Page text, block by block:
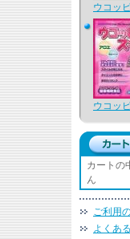
ウコッ
ウコッ
カートの
ん
ご利用
よくあ